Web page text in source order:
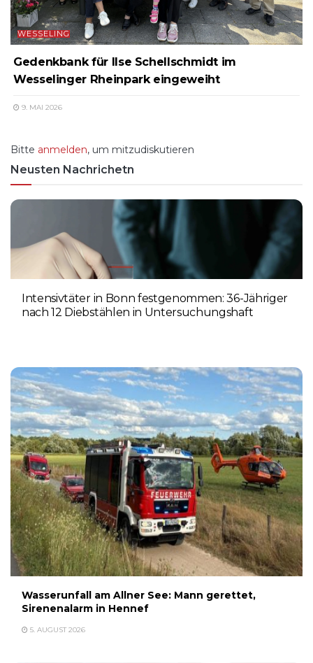
WESSELING
Gedenkbank für Ilse Schellschmidt im
Wesselinger Rheinpark eingeweiht
9. MAI 2026
Bitte anmelden, um mitzudiskutieren
Neusten Nachrichetn
Intensivtäter in Bonn festgenommen: 36-Jähriger
nach 12 Diebstählen in Untersuchungshaft
Wasserunfall am Allner See: Mann gerettet,
Sirenenalarm in Hennef
5. AUGUST 2026